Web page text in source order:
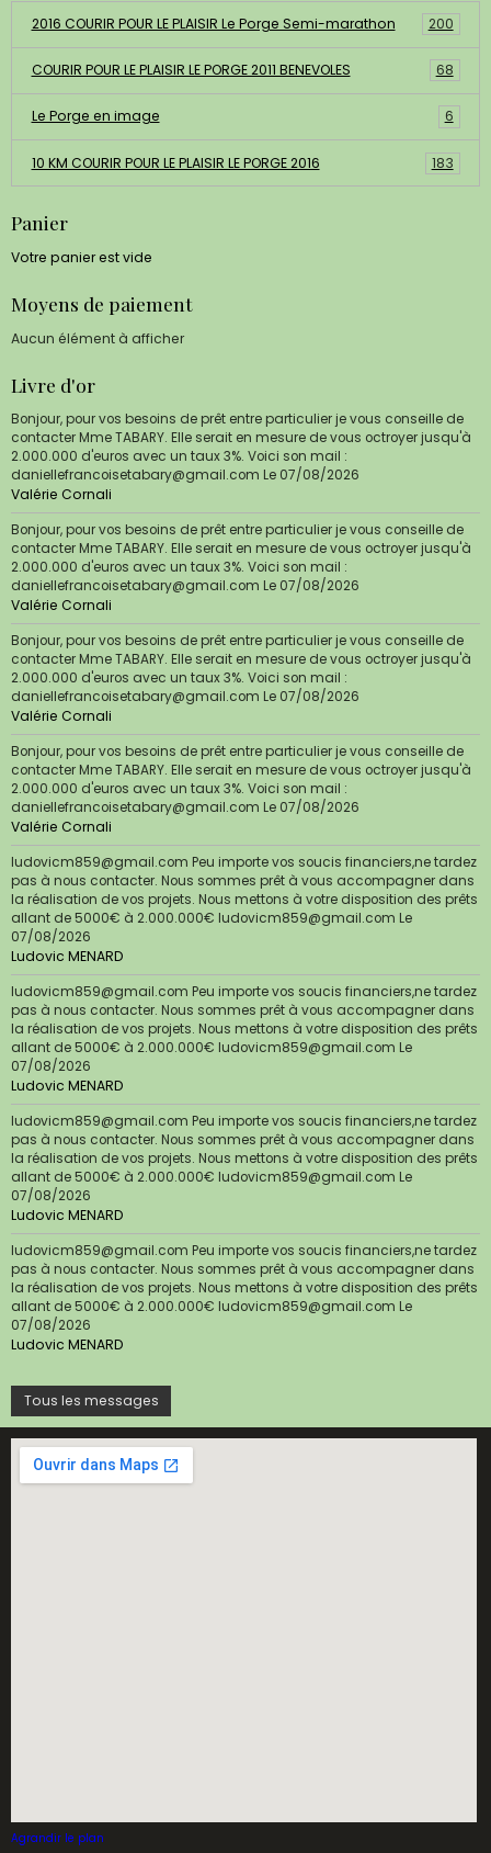
2016 COURIR POUR LE PLAISIR Le Porge Semi-marathon 200
COURIR POUR LE PLAISIR LE PORGE 2011 BENEVOLES 68
Le Porge en image 6
10 KM COURIR POUR LE PLAISIR LE PORGE 2016 183
Panier
Votre panier est vide
Moyens de paiement
Aucun élément à afficher
Livre d'or
Bonjour, pour vos besoins de prêt entre particulier je vous conseille de
contacter Mme TABARY. Elle serait en mesure de vous octroyer jusqu'à
2.000.000 d'euros avec un taux 3%. Voici son mail :
daniellefrancoisetabary@gmail.com Le 07/08/2026
Valérie Cornali
Bonjour, pour vos besoins de prêt entre particulier je vous conseille de
contacter Mme TABARY. Elle serait en mesure de vous octroyer jusqu'à
2.000.000 d'euros avec un taux 3%. Voici son mail :
daniellefrancoisetabary@gmail.com Le 07/08/2026
Valérie Cornali
Bonjour, pour vos besoins de prêt entre particulier je vous conseille de
contacter Mme TABARY. Elle serait en mesure de vous octroyer jusqu'à
2.000.000 d'euros avec un taux 3%. Voici son mail :
daniellefrancoisetabary@gmail.com Le 07/08/2026
Valérie Cornali
Bonjour, pour vos besoins de prêt entre particulier je vous conseille de
contacter Mme TABARY. Elle serait en mesure de vous octroyer jusqu'à
2.000.000 d'euros avec un taux 3%. Voici son mail :
daniellefrancoisetabary@gmail.com Le 07/08/2026
Valérie Cornali
ludovicm859@gmail.com Peu importe vos soucis financiers,ne tardez
pas à nous contacter. Nous sommes prêt à vous accompagner dans
la réalisation de vos projets. Nous mettons à votre disposition des prêts
allant de 5000€ à 2.000.000€ ludovicm859@gmail.com Le
07/08/2026
Ludovic MENARD
ludovicm859@gmail.com Peu importe vos soucis financiers,ne tardez
pas à nous contacter. Nous sommes prêt à vous accompagner dans
la réalisation de vos projets. Nous mettons à votre disposition des prêts
allant de 5000€ à 2.000.000€ ludovicm859@gmail.com Le
07/08/2026
Ludovic MENARD
ludovicm859@gmail.com Peu importe vos soucis financiers,ne tardez
pas à nous contacter. Nous sommes prêt à vous accompagner dans
la réalisation de vos projets. Nous mettons à votre disposition des prêts
allant de 5000€ à 2.000.000€ ludovicm859@gmail.com Le
07/08/2026
Ludovic MENARD
ludovicm859@gmail.com Peu importe vos soucis financiers,ne tardez
pas à nous contacter. Nous sommes prêt à vous accompagner dans
la réalisation de vos projets. Nous mettons à votre disposition des prêts
allant de 5000€ à 2.000.000€ ludovicm859@gmail.com Le
07/08/2026
Ludovic MENARD
Tous les messages
Agrandir le plan